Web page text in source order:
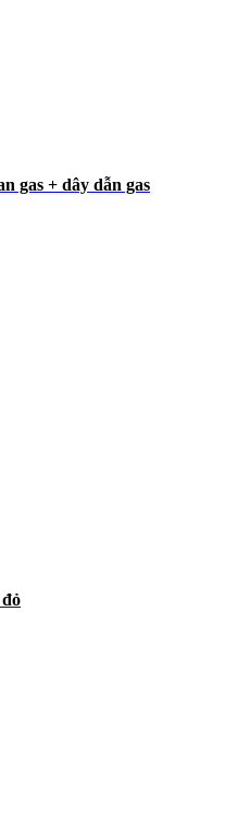
gas + dây dẫn gas